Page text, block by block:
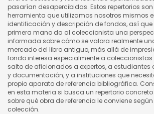
pasarían desapercibidas. Estos repertorios
herramienta que utilizamos nosotros mismos
identificación y descripción de fondos, así
primera mano da al coleccionista una
informada sobre cómo se valora realmente
mercado del libro antiguo, más allá de
fondo interesa especialmente a
salto de aficionados a expertos, a
y documentación, y a instituciones que
propio aparato de referencia bibliográfica.
en esta materia si busca un repertorio
sobre qué obra de referencia le conviene según
colección.